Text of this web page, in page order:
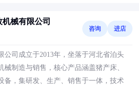
械有限公司
咨询 进店
公司成立于2013年，坐落于河北省泊头
械制造与销售，核心产品涵盖猪产床、
备，集研发、生产、销售于一体，技术